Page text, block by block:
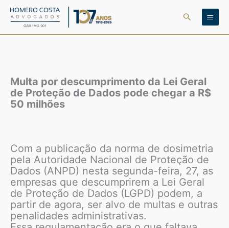
para
Pesquisar
Multa por descumprimento da Lei Geral
de Proteção de Dados pode chegar a R$
50 milhões
Com a publicação da norma de dosimetria
pela Autoridade Nacional de Proteção de
Dados (ANPD) nesta segunda-feira, 27, as
empresas que descumprirem a Lei Geral
de Proteção de Dados (LGPD) podem, a
partir de agora, ser alvo de multas e outras
penalidades administrativas.